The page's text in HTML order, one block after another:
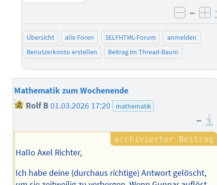
–
Übersicht alle Foren SELFHTML-Forum
anmelden
Benutzerkonto erstellen
Beitrag im Thread-Baum
Mathematik zum Wochenende
Rolf B01.03.2026 17:20 mathematik
–
Hallo Axel Richter,
Ich habe deine (durchaus richtige) Antwort gelöscht,